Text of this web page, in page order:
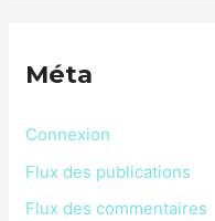
Méta
Connexion
Flux des publications
Flux des commentaires